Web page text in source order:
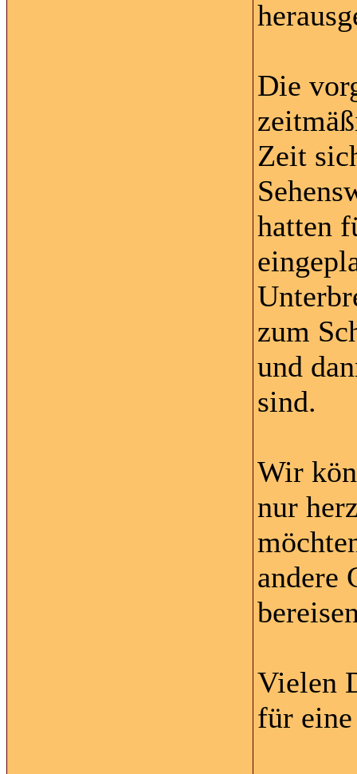
Die
Zeit
hatten
zum
und
sind.
Wir
nur
andere
Vielen
für